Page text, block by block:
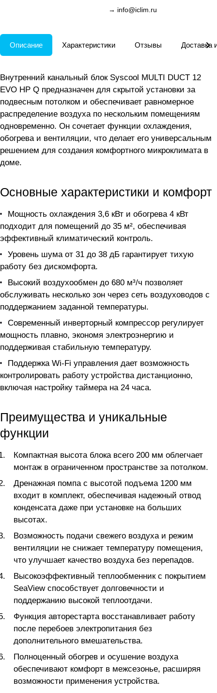
→ info@iclim.ru
Описание Характеристики Отзывы Доставка
Внутренний канальный блок Syscool MULTI DUCT 12
EVO HP Q предназначен для скрытой установки за
подвесным потолком и обеспечивает равномерное
распределение воздуха по нескольким помещениям
одновременно. Он сочетает функции охлаждения,
обогрева и вентиляции, что делает его универсальным
решением для создания комфортного микроклимата в
доме.
Основные характеристики и комфорт
Мощность охлаждения 3,6 кВт и обогрева 4 кВт
подходит для помещений до 35 м², обеспечивая
эффективный климатический контроль.
Уровень шума от 31 до 38 дБ гарантирует тихую
работу без дискомфорта.
Высокий воздухообмен до 680 м³/ч позволяет
обслуживать несколько зон через сеть воздуховодов с
поддержанием заданной температуры.
Современный инверторный компрессор регулирует
мощность плавно, экономя электроэнергию и
поддерживая стабильную температуру.
Поддержка Wi-Fi управления дает возможность
контролировать работу устройства дистанционно,
включая настройку таймера на 24 часа.
Преимущества и уникальные
функции
Компактная высота блока всего 200 мм облегчает
монтаж в ограниченном пространстве за потолком.
Дренажная помпа с высотой подъема 1200 мм
входит в комплект, обеспечивая надежный отвод
конденсата даже при установке на больших
высотах.
Возможность подачи свежего воздуха и режим
вентиляции не снижает температуру помещения,
что улучшает качество воздуха без перепадов.
Высокоэффективный теплообменник с покрытием
SeaView способствует долговечности и
поддержанию высокой теплоотдачи.
Функция авторестарта восстанавливает работу
после перебоев электропитания без
дополнительного вмешательства.
Полноценный обогрев и осушение воздуха
обеспечивают комфорт в межсезонье, расширяя
возможности применения устройства.